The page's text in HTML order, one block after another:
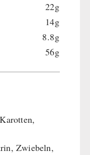
22g
14g
8.8g
56g
Zwiebeln,